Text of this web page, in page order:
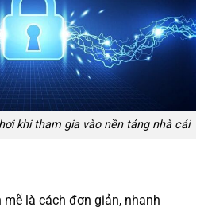
khi tham gia vào nền tảng nhà cái
là cách đơn giản, nhanh